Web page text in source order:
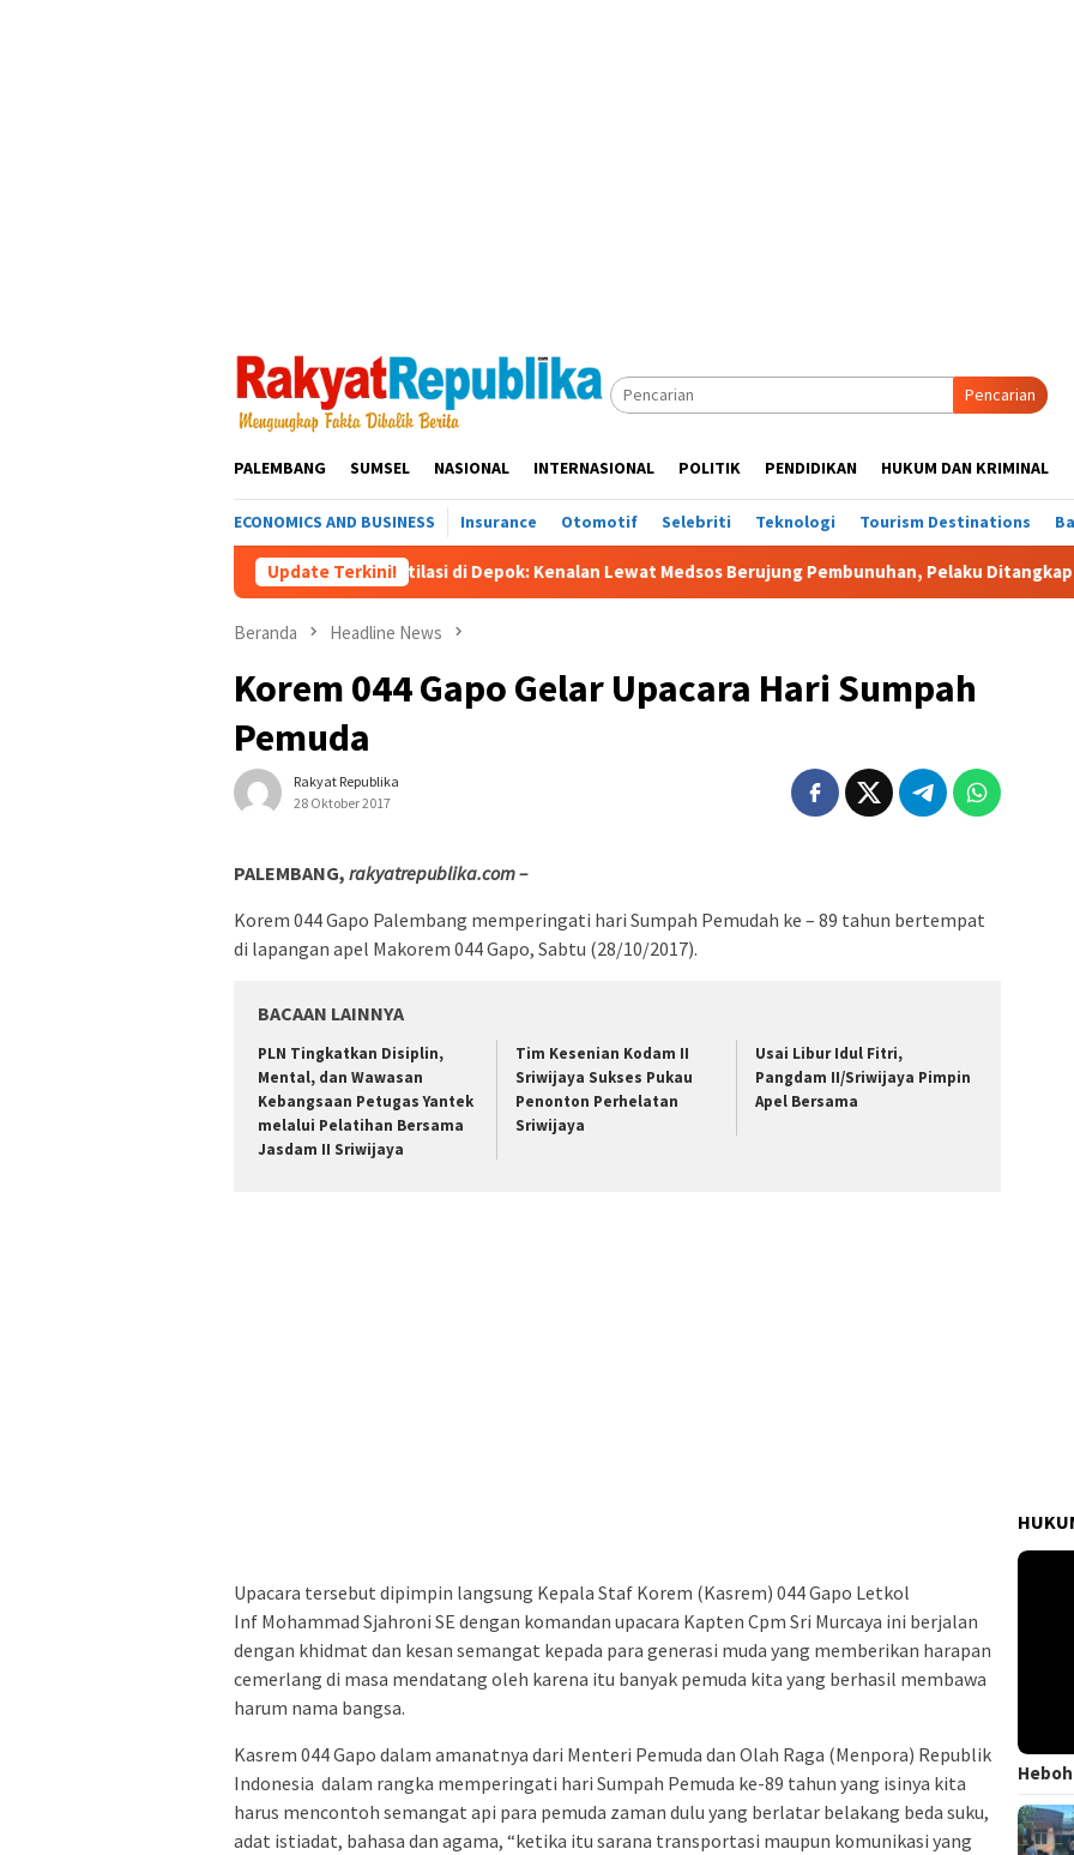
Pencarian
PALEMBANG SUMSEL NASIONAL INTERNASIONAL POLITIK PENDIDIKAN HUKUM DAN KRIMINAL
ECONOMICS AND BUSINESS Insurance Otomotif Selebriti Teknologi Tourism Destinations
Update Terkini!
Heboh! Tragedi Mutilasi di Depok: Kenalan Lewat Medsos Berujung Pembunuhan, Pelaku Ditangkap di Banten
Beranda Headline News
Korem 044 Gapo Gelar Upacara Hari Sumpah
Pemuda
Rakyat Republika
28 Oktober 2017
PALEMBANG, rakyatrepublika.com –
Korem 044 Gapo Palembang memperingati hari Sumpah Pemudah ke – 89 tahun bertempat
di lapangan apel Makorem 044 Gapo, Sabtu (28/10/2017).‎
BACAAN LAINNYA
PLN Tingkatkan Disiplin,
Mental, dan Wawasan
Kebangsaan Petugas Yantek
melalui Pelatihan Bersama
Jasdam II Sriwijaya
Tim Kesenian Kodam II
Sriwijaya Sukses Pukau
Penonton Perhelatan
Sriwijaya
Usai Libur Idul Fitri,
Pangdam II/Sriwijaya Pimpin
Apel Bersama
‎Upacara tersebut dipimpin langsung Kepala Staf Korem (Kasrem) 044 Gapo Letkol
Inf Mohammad Sjahroni SE ‎dengan komandan upacara Kapten Cpm Sri Murcaya ini berjalan
dengan khidmat dan kesan semangat kepada para generasi muda yang memberikan harapan
cemerlang di masa mendatang oleh karena itu banyak pemuda kita yang berhasil membawa
harum nama bangsa.
Kasrem 044 Gapo dalam amanatnya dari Menteri Pemuda dan Olah Raga (Menpora) Republik
Indonesia dalam rangka memperingati hari Sumpah Pemuda ke-89 tahun yang isinya k‎ita
harus mencontoh semangat api para pemuda zaman dulu yang berlatar belakang beda suku,
adat istiadat, bahasa dan agama, “ketika itu sarana transportasi maupun komunikasi yang